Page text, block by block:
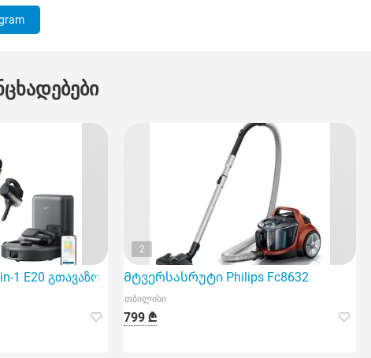
1 E20 გთავაზობთ თანამედროვე ინტელის ტექნიკას
2
Მტვერსასრუტი Philips Fc8632
თბილისი
799 ₾